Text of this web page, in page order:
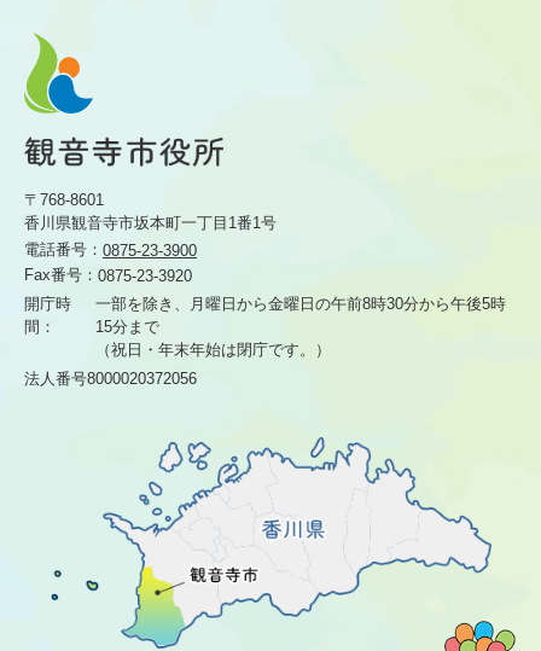
〒768-8601
香川県観音寺市坂本町一丁目1番1号
電話番号： 0875-23-3900
Fax番号： 0875-23-3920
開庁時
間：
一部を除き、月曜日から金曜日の午前8時30分から午後5時
15分まで
（祝日・年末年始は閉庁です。）
法人番号8000020372056